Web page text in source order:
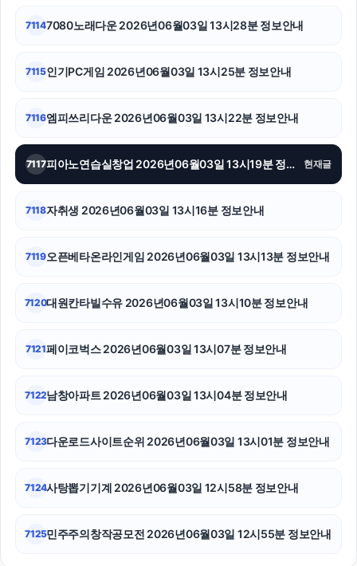
야구반티
부산흥신소
김해이혼전문변호사
71147080노래다운 2026년06월03일 13시28분 정보안내
7115인기PC게임 2026년06월03일 13시25분 정보안내
7116엠피쓰리다운 2026년06월03일 13시22분 정보안내
7117 피아노연습실창업 2026년06월03일 13시19분 정보안내 현재글
7118자취생 2026년06월03일 13시16분 정보안내
7119오픈베타온라인게임 2026년06월03일 13시13분 정보안내
7120대원칸타빌수유 2026년06월03일 13시10분 정보안내
7121페이코벅스 2026년06월03일 13시07분 정보안내
7122남창아파트 2026년06월03일 13시04분 정보안내
7123다운로드사이트순위 2026년06월03일 13시01분 정보안내
7124사탕뽑기기계 2026년06월03일 12시58분 정보안내
7125민주주의창작공모전 2026년06월03일 12시55분 정보안내